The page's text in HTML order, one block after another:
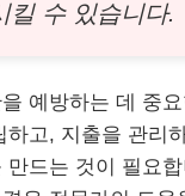
킬 수 있습니다.
예방하는 데 중
하고, 지출을 관리
만드는 것이 필요